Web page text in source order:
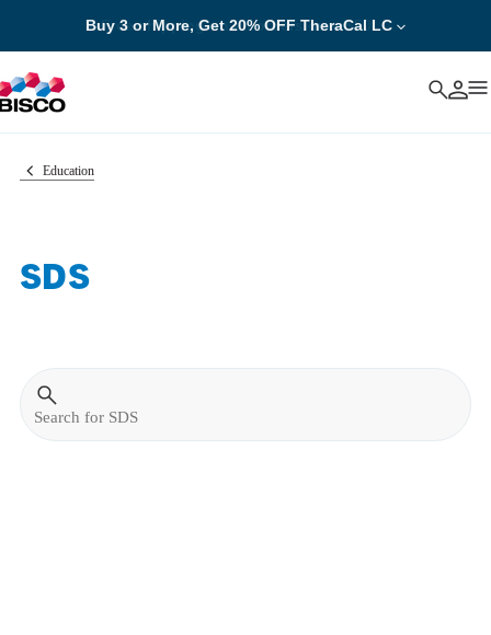
Free shipping on all orders over $50!
Buy 3 or More, Get 20% OFF TheraCal LC
Cancel
Education
SDS